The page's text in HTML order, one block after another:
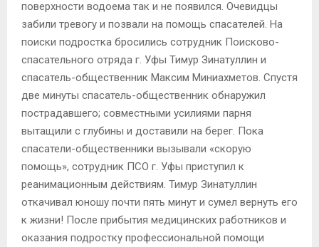
поверхности водоема так и не появился. Очевидцы
забили тревогу и позвали на помощь спасателей. На
поиски подростка бросились сотрудник Поисково-
спасательного отряда г. Уфы Тимур Зинатуллин и
спасатель-общественник Максим Миниахметов. Спустя
две минуты спасатель-общественник обнаружил
пострадавшего; совместными усилиями парня
вытащили с глубины и доставили на берег. Пока
спасатели-общественники вызывали «скорую
помощь», сотрудник ПСО г. Уфы приступил к
реанимационным действиям. Тимур Зинатуллин
откачивал юношу почти пять минут и сумел вернуть его
к жизни! После прибытия медицинских работников и
оказания подростку профессиональной помощи